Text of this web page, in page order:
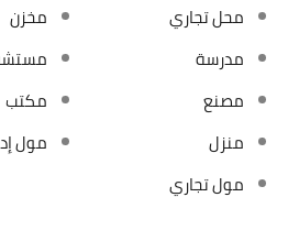
محل تجاري
مخزن
مدرسة
مصنع
مكتب
منزل
مول
مول تجاري